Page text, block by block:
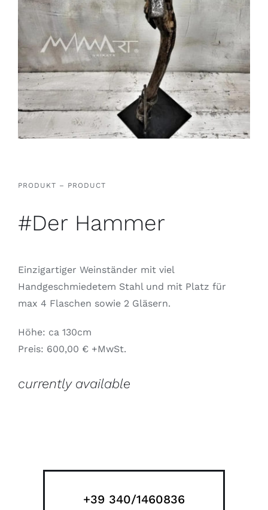
PRODUKT – PRODUCT
#Der Hammer
Einzigartiger Weinständer mit viel
Handgeschmiedetem Stahl und mit Platz für
max 4 Flaschen sowie 2 Gläsern.
Höhe: ca 130cm
Preis: 600,00 € +MwSt.
currently available
+39 340/1460836